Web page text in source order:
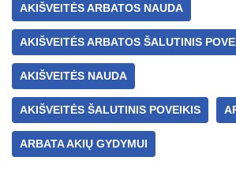
p
p
m g
er
o
o
AKIŠVEITĖS ARBATOS NAUDA
AKIŠVEITĖS ARBATOS ŠALUTINIS
AKIŠVEITĖS NAUDA
AKIŠVEITĖS ŠALUTINIS POVEIKIS
ARBATA AKIŲ GYDYMUI